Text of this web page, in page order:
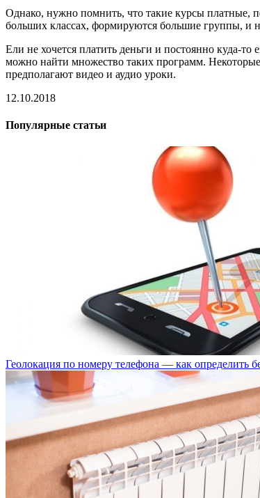
Однако, нужно помнить, что такие курсы платные,
больших классах, формируются большие группы, и
Ели не хочется платить деньги и постоянно куда-
можно найти множество таких программ.
предполагают видео и аудио уроки.
12.10.2018
Популярные статьи
Геолокация по номеру телефона — как определить